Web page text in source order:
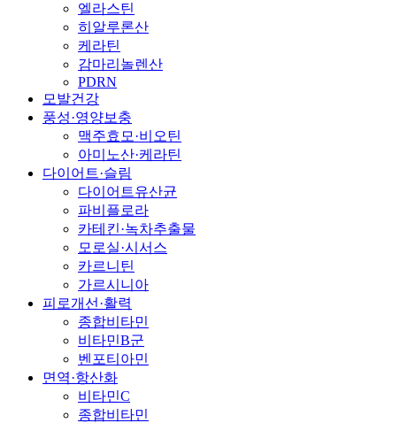
엘라스틴
히알루론산
케라틴
감마리놀렌산
PDRN
모발건강
풍성·영양보충
맥주효모·비오틴
아미노산·케라틴
다이어트·슬림
다이어트유산균
파비플로라
카테킨·녹차추출물
모로실·시서스
카르니틴
가르시니아
피로개선·활력
종합비타민
비타민B군
벤포티아민
면역·항산화
비타민C
종합비타민